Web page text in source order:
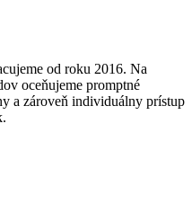
od roku 2016. Na
oceňujeme promptné
a zároveň individuálny prístup